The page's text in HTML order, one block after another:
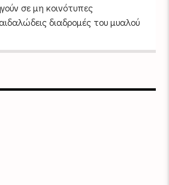
σε μη κοινότυπες
διαδρομές του μυαλού